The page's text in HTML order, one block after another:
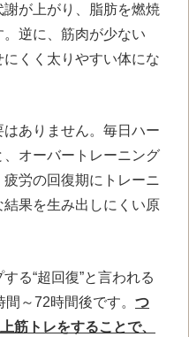
が上がり、脂肪を燃焼
逆に、筋肉が少ない
くく太りやすい体にな
ありません。毎日ハー
、オーバートレーニング
労の回復期にトレーニ
果を生み出しにくい原
る“超回復”と言われる
～72時間後です。 つ
筋トレをすることで、